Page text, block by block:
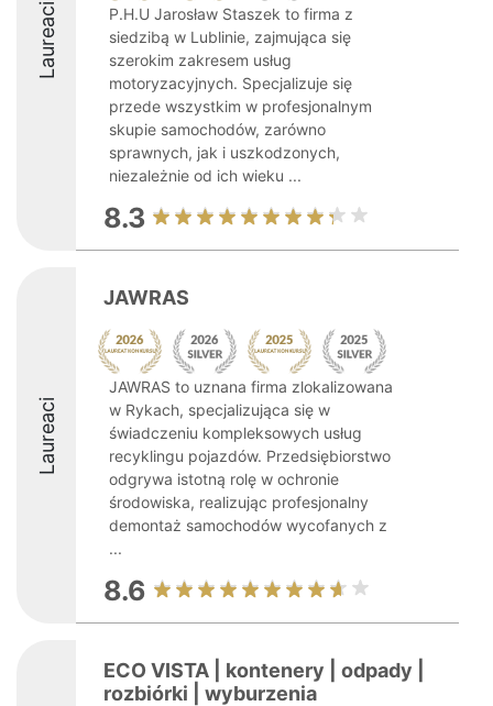
Laureaci
P.H.U Jarosław Staszek to firma z
siedzibą w Lublinie, zajmująca się
szerokim zakresem usług
motoryzacyjnych. Specjalizuje się
przede wszystkim w profesjonalnym
skupie samochodów, zarówno
sprawnych, jak i uszkodzonych,
niezależnie od ich wieku ...
8.3
Laureaci
JAWRAS
JAWRAS to uznana firma zlokalizowana
w Rykach, specjalizująca się w
świadczeniu kompleksowych usług
recyklingu pojazdów. Przedsiębiorstwo
odgrywa istotną rolę w ochronie
środowiska, realizując profesjonalny
demontaż samochodów wycofanych z
...
8.6
ECO VISTA | kontenery | odpady |
rozbiórki | wyburzenia